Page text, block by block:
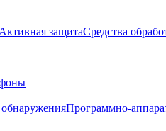
Активная защитаСредства
обнаруженияПрограммно-